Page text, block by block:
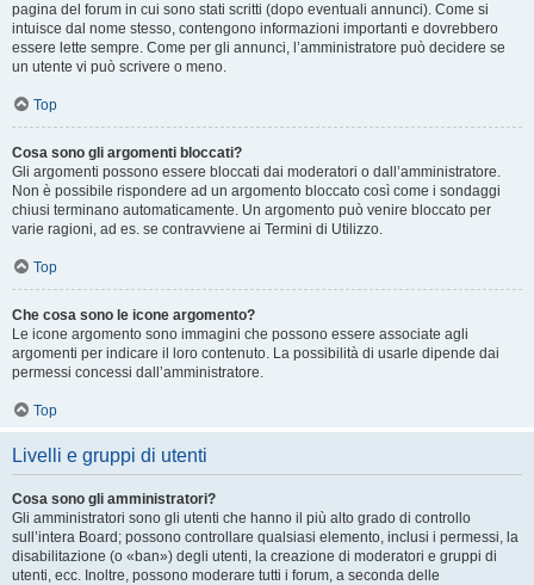
pagina del forum in cui sono stati scritti (dopo eventuali annunci). Come si
intuisce dal nome stesso, contengono informazioni importanti e dovrebbero
essere lette sempre. Come per gli annunci, l’amministratore può decidere se
un utente vi può scrivere o meno.
Top
Cosa sono gli argomenti bloccati?
Gli argomenti possono essere bloccati dai moderatori o dall’amministratore.
Non è possibile rispondere ad un argomento bloccato così come i sondaggi
chiusi terminano automaticamente. Un argomento può venire bloccato per
varie ragioni, ad es. se contravviene ai Termini di Utilizzo.
Top
Che cosa sono le icone argomento?
Le icone argomento sono immagini che possono essere associate agli
argomenti per indicare il loro contenuto. La possibilità di usarle dipende dai
permessi concessi dall’amministratore.
Top
Livelli e gruppi di utenti
Cosa sono gli amministratori?
Gli amministratori sono gli utenti che hanno il più alto grado di controllo
sull’intera Board; possono controllare qualsiasi elemento, inclusi i permessi, la
disabilitazione (o «ban») degli utenti, la creazione di moderatori e gruppi di
utenti, ecc. Inoltre, possono moderare tutti i forum, a seconda delle